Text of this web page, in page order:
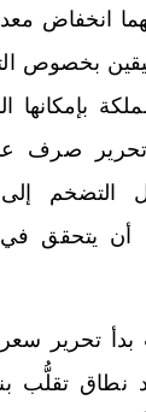
انخفاض
بخصوص
بإمكانها
صرف
أن يتحقق
بدأ تحرير